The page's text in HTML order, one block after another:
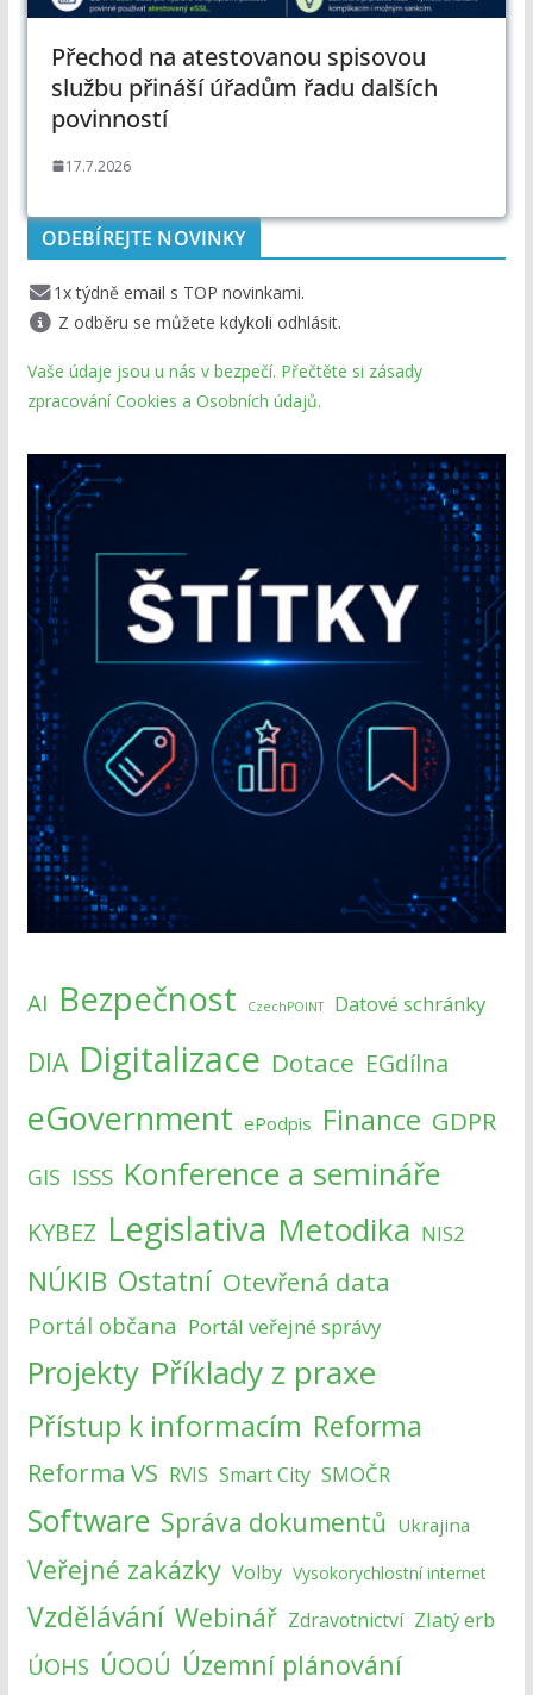
Přechod na atestovanou spisovou
službu přináší úřadům řadu dalších
povinností
17.7.2026
ODEBÍREJTE NOVINKY
1x týdně email s TOP novinkami.
Z odběru se můžete kdykoli odhlásit.
Vaše údaje jsou u nás v bezpečí. Přečtěte si zásady
zpracování Cookies a Osobních údajů.
AI Bezpečnost CzechPOINT Datové schránky
DIA Digitalizace Dotace EGdílna
eGovernment ePodpis Finance GDPR
GIS ISSS Konference a semináře
KYBEZ Legislativa Metodika NIS2
NÚKIB Ostatní Otevřená data
Portál občana Portál veřejné správy
Projekty Příklady z praxe
Přístup k informacím Reforma
Reforma VS RVIS Smart City SMOČR
Software Správa dokumentů Ukrajina
Veřejné zakázky Volby Vysokorychlostní internet
Vzdělávání Webinář Zdravotnictví Zlatý erb
ÚOHS ÚOOÚ Územní plánování